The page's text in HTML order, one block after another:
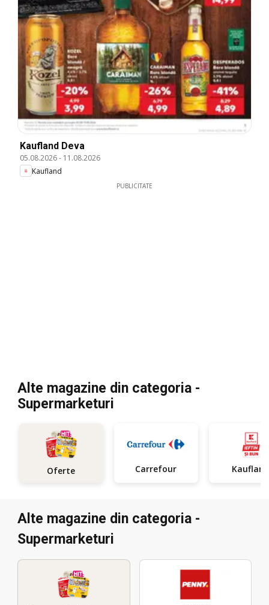
Kaufland Deva
05.08.2026- 11.08.2026
Kaufland
PUBLICITATE
Alte magazine din categoria -
Supermarketuri
Oferte Carrefour
Alte magazine din categoria -
Supermarketuri